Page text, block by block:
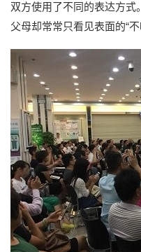
双方使用了不同的表达方式
父母却常常只看见表面的“不